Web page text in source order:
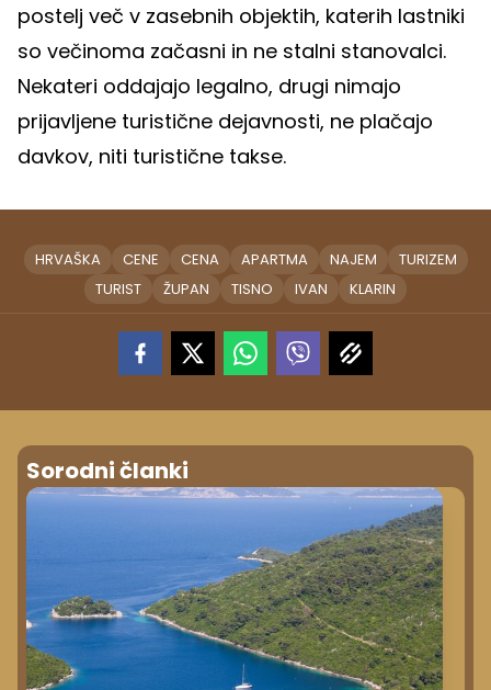
postelj več v zasebnih objektih, katerih lastniki
so večinoma začasni in ne stalni stanovalci.
Nekateri oddajajo legalno, drugi nimajo
prijavljene turistične dejavnosti, ne plačajo
davkov, niti turistične takse.
HRVAŠKA CENE CENA APARTMA NAJEM
TURIZEM
TURIST
ŽUPAN TISNO IVAN KLARIN
Sorodni članki